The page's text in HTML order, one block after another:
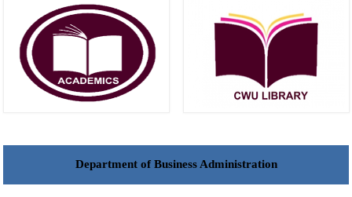
Department of Business Administration